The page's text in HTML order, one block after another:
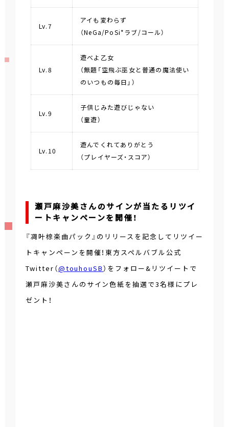
Lv.7
アイも変わらず
（NeGa/PoSi*ラブ/コール）
Lv.8
遊べよ乙女
（無題「空飛ぶ巫女と普通の魔法使い
のいつもの毎日」）
Lv.9
子供じみた遊びじゃない
（童遊）
Lv.10
遊んでくれてありがとう
（プレイヤーズ・スコア）
瀬戸麻沙美さんのサインが当たるリツイ
ートキャンペーンを開催！
『凋叶棕楽曲パック』のリリースを記念してリツイー
トキャンペーンを開催！東方スペルバブル公式
Twitter（@touhouSB）をフォロー&リツイートで
瀬戸麻沙美さんのサイン色紙を抽選で3名様にプレ
ゼント！